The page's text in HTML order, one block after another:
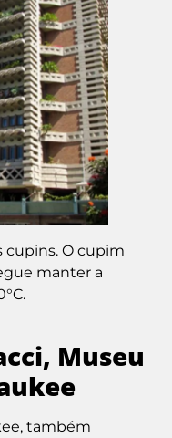
cupins. O cupim
manter a
Museu
também